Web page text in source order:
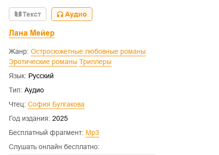
Текст Аудио
Лана Мейер
Жанр:
Остросюжетные любовные романы
Эротические романы
Триллеры
Язык: Русский
Тип: Аудио
Чтец:
София Булгакова
Год издания: 2025
Бесплатный фрагмент:
mp3
Слушать онлайн бесплатно: